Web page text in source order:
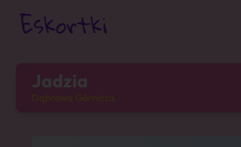
Jadzia